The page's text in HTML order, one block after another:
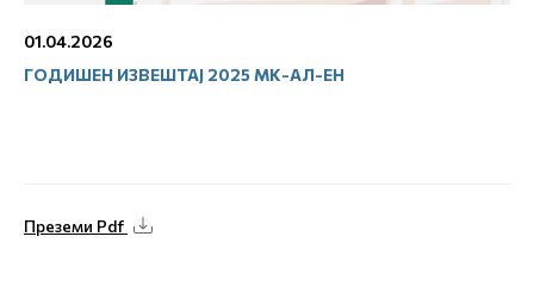
01.04.2026
ГОДИШЕН ИЗВЕШТАЈ 2025 МК-АЛ-ЕН
Преземи Pdf